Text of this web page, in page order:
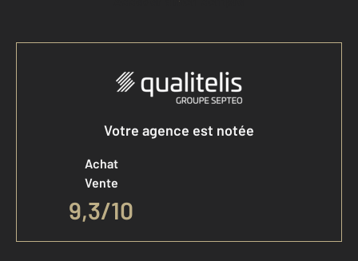
Votre agence est notée
Achat
Vente
9,3/10